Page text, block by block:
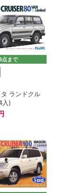
点まで
ランドクル
入)